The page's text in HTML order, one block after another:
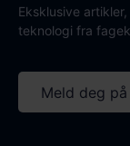
Eksklusive
teknologi fra
Meld deg